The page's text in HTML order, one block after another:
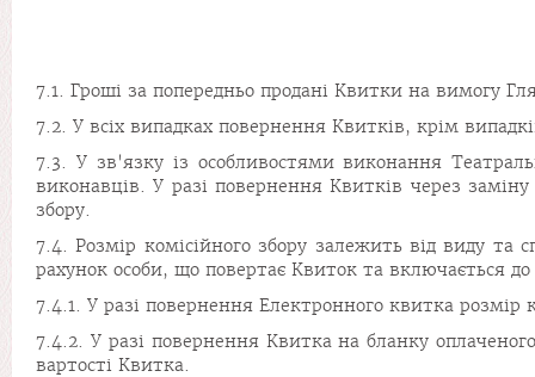
7.1. Гроші за попередньо продані Квитки на вимогу
7.2. У всіх випадках повернення Квитків, крім
7.3. У зв'язку із особливостями виконання
виконавців. У разі повернення Квитків через
збору.
7.4. Розмір комісійного збору залежить від виду та
рахунок особи, що повертає Квиток та включається до
7.4.1. У разі повернення Електронного квитка розмір
7.4.2. У разі повернення Квитка на бланку
вартості Квитка.